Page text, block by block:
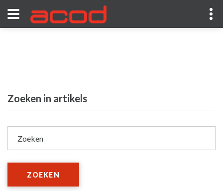
Zoeken in artikels
Zoeken
ZOEKEN